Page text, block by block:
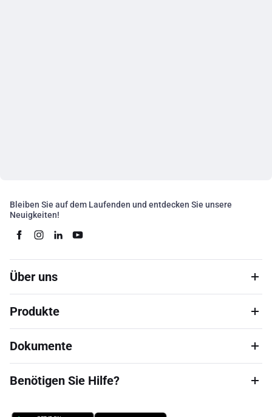
Bleiben Sie auf dem Laufenden und entdecken Sie unsere
Neuigkeiten!
Über uns
Produkte
Dokumente
Benötigen Sie Hilfe?